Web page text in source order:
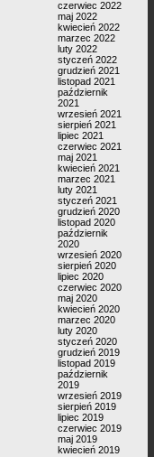
czerwiec 2022
maj 2022
kwiecień 2022
marzec 2022
luty 2022
styczeń 2022
grudzień 2021
listopad 2021
październik
2021
wrzesień 2021
sierpień 2021
lipiec 2021
czerwiec 2021
maj 2021
kwiecień 2021
marzec 2021
luty 2021
styczeń 2021
grudzień 2020
listopad 2020
październik
2020
wrzesień 2020
sierpień 2020
lipiec 2020
czerwiec 2020
maj 2020
kwiecień 2020
marzec 2020
luty 2020
styczeń 2020
grudzień 2019
listopad 2019
październik
2019
wrzesień 2019
sierpień 2019
lipiec 2019
czerwiec 2019
maj 2019
kwiecień 2019